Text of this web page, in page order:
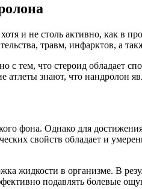
и не столь активно, как
травм, инфарктов, а
с тем, что стероид обладает
знают, что нандролон
фона. Однако для
свойств обладает и
жидкости в организме. В
подавлять болевые